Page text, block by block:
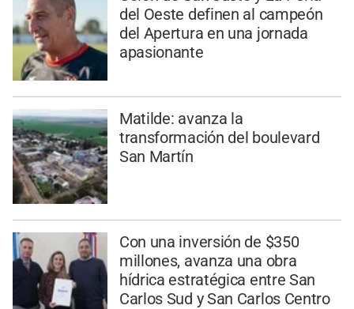
del Oeste definen al campeón
del Apertura en una jornada
apasionante
Matilde: avanza la
transformación del boulevard
San Martín
Con una inversión de $350
millones, avanza una obra
hídrica estratégica entre San
Carlos Sud y San Carlos Centro